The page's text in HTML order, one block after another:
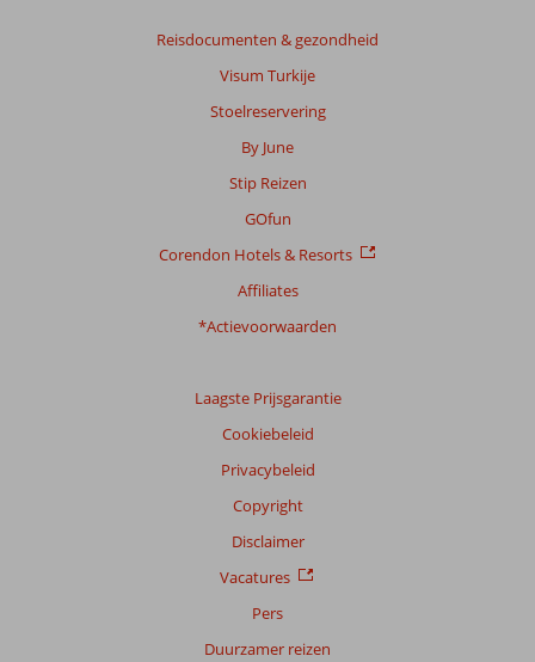
Reisdocumenten & gezondheid
Visum Turkije
Stoelreservering
By June
Stip Reizen
GOfun
Corendon Hotels & Resorts
Affiliates
*Actievoorwaarden
Laagste Prijsgarantie
Cookiebeleid
Privacybeleid
Copyright
Disclaimer
Vacatures
Pers
Duurzamer reizen